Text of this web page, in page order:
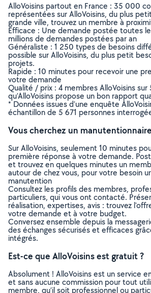
AlloVoisins partout en France : 35 000
représentées sur AlloVoisins, du plus
grande ville, trouvez un membre à
Efficace : Une demande postée toutes
millions de demandes postées par an
Généraliste : 1 250 types de besoins
possible sur AlloVoisins, du plus petit
projets.
Rapide : 10 minutes pour recevoir une
votre demande
Qualité / prix : 4 membres AlloVoisins
qu’AlloVoisins propose un bon rapport
* Données issues d’une enquête
échantillon de 5 671 personnes
Vous cherchez un
Sur AlloVoisins, seulement 10 minutes
première réponse à votre demande.
et trouvez en quelques minutes un
autour de chez vous, pour votre besoin
manutention
Consultez les profils des membres,
particuliers, qui vous ont contacté.
réalisation, expertises, avis : trouvez
votre demande et à votre budget.
Conversez ensemble depuis la
des échanges sécurisés et efficaces
intégrés.
Est-ce que AlloVoisins est gratuit ?
Absolument ! AlloVoisins est un service
et sans aucune commission pour tout
membre, qu’il soit professionnel ou